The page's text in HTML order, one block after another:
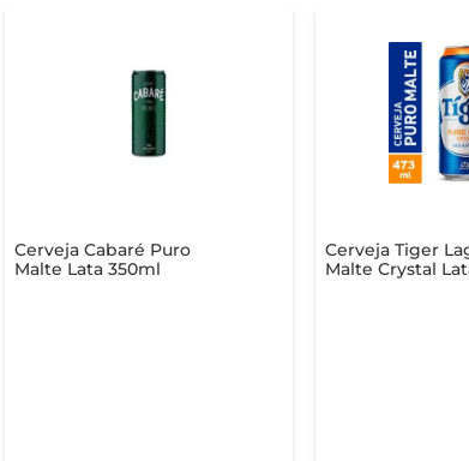
Cerveja Cabaré Puro
Malte Lata 350ml
Cerveja Tiger
Malte Crystal